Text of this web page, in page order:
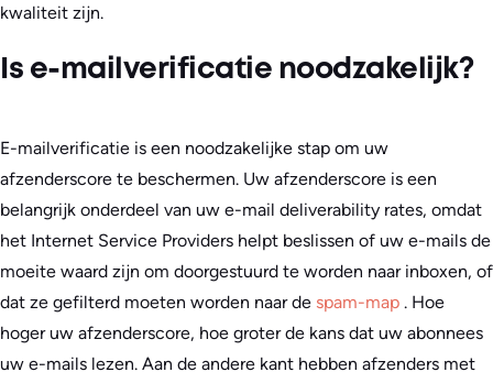
kwaliteit zijn.
Is e-mailverificatie noodzakelijk?
E-mailverificatie is een noodzakelijke stap om uw
afzenderscore te beschermen. Uw afzenderscore is een
belangrijk onderdeel van uw e-mail deliverability rates, omdat
het Internet Service Providers helpt beslissen of uw e-mails de
moeite waard zijn om doorgestuurd te worden naar inboxen, of
dat ze gefilterd moeten worden naar de spam-map . Hoe
hoger uw afzenderscore, hoe groter de kans dat uw abonnees
uw e-mails lezen. Aan de andere kant hebben afzenders met